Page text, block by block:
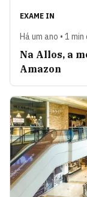
EXAME IN
Há um ano • 1
Na Allos, a
Amazon